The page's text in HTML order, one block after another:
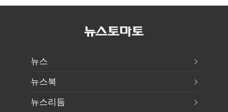
뉴스
뉴스북
뉴스리듬